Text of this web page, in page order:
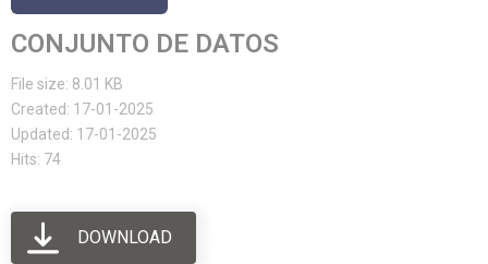
CONJUNTO DE DATOS
File size: 8.01 KB
Created: 17-01-2025
Updated: 17-01-2025
Hits: 74
DOWNLOAD